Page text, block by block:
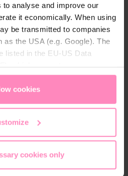
analyse and improve our
it economically. When using
be transmitted to companies
as the USA (e.g. Google). The
listed in the EU-US Data
You canaccept all
cookies
setting at any time in
cookies
cookies only